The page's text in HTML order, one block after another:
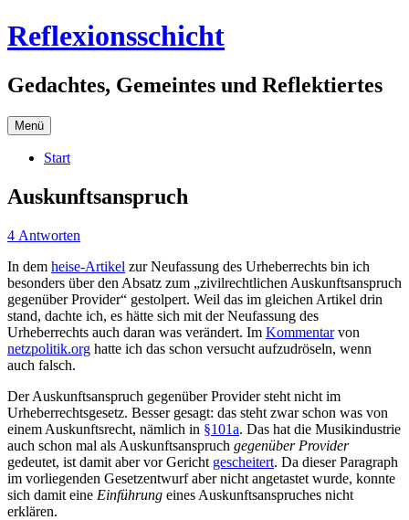
Zum
Inhalt
Reflexionsschicht
Gedachtes, Gemeintes und Reflektiertes
Menü
Start
Auskunftsanspruch
4 Antworten
In dem heise-Artikel zur Neufassung des Urheberrechts bin ich
besonders über den Absatz zum „zivilrechtlichen Auskunftsanspruch
gegenüber Provider“ gestolpert. Weil das im gleichen Artikel drin
stand, dachte ich, es hätte sich mit der Neufassung des
Urheberrechts auch daran was verändert. Im Kommentarvon
netzpolitik.org hatte ich das schon versucht aufzudröseln, wenn
auch falsch.
Der Auskunftsanspruch gegenüber Provider steht nicht im
Urheberrechtsgesetz. Besser gesagt: das steht zwar schon was von
einem Auskunftsrecht, nämlich in §101a. Das hat die Musikindustrie
auch schon mal als Auskunftsanspruch gegenüber Provider
gedeutet, ist damit aber vor Gericht gescheitert. Da dieser Paragraph
im vorliegenden Gesetzentwurf aber nicht angetastet wurde, konnte
sich damit eine Einführung eines Auskunftsanspruches nicht
erklären.